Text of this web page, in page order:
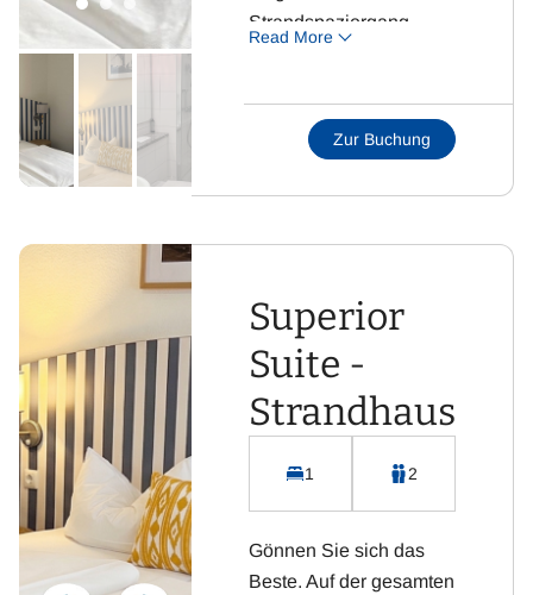
Strandspaziergang.
Wohnbereich für
maximale Flexibilität
Read More
Zur Buchung
Superior
Suite -
Strandhaus
1 2
Gönnen Sie sich das
Beste. Auf der gesamten